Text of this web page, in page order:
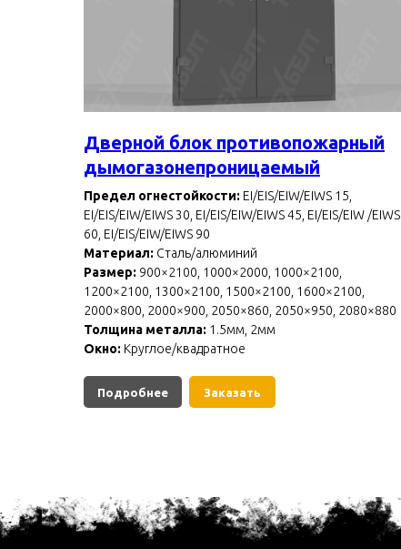
Дверной блок противопожарный
дымогазонепроницаемый
Предел огнестойкости: EI/EIS/EIW/EIWS 15,
EI/EIS/EIW/EIWS 30, EI/EIS/EIW/EIWS 45, EI/EIS/EIW /EIWS
60, EI/EIS/EIW/EIWS 90
Материал: Сталь/алюминий
Размер: 900×2100, 1000×2000, 1000×2100,
1200×2100, 1300×2100, 1500×2100, 1600×2100,
2000×800, 2000×900, 2050×860, 2050×950, 2080×880
Толщина металла: 1.5мм, 2мм
Окно: Круглое/квадратное
Подробнее Заказать